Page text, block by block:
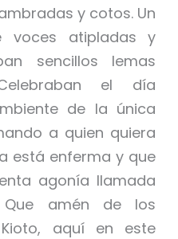
y cotos. Un
voces atipladas y
sencillos lemas
el día
de la única
a quien quiera
está enferma y que
agonía llamada
Que amén de los
aquí en este